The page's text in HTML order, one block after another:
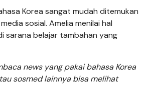
Korea sangat mudah ditemukan
sosial. Amelia menilai hal
sarana belajar tambahan yang
news yang pakai bahasa Korea
sosmed lainnya bisa melihat